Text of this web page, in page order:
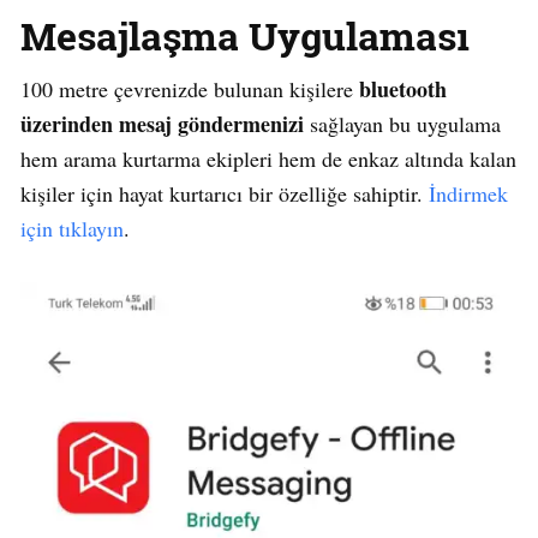
Mesajlaşma Uygulaması
100 metre çevrenizde bulunan kişilere bluetooth
üzerinden mesaj göndermenizi sağlayan bu uygulama
hem arama kurtarma ekipleri hem de enkaz altında kalan
kişiler için hayat kurtarıcı bir özelliğe sahiptir. İndirmek
için tıklayın.